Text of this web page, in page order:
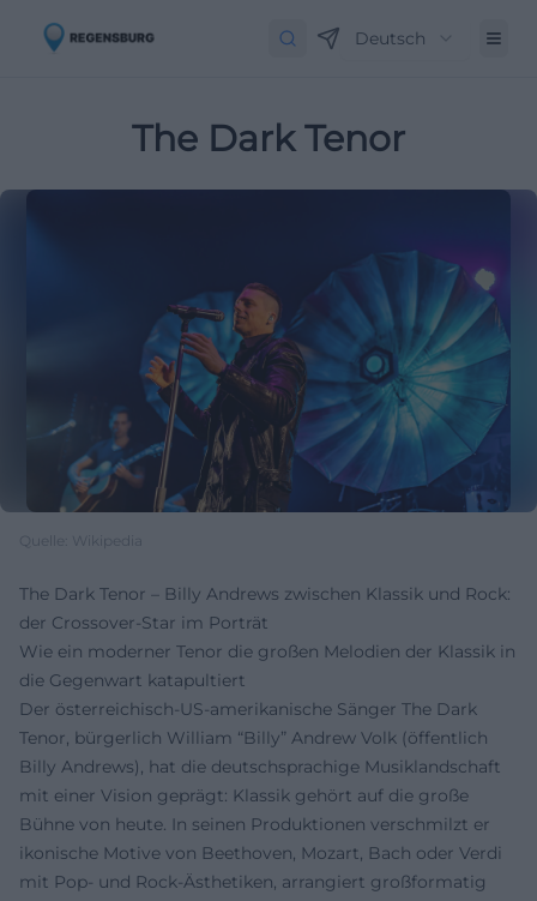
Deutsch
The Dark Tenor
Quelle: Wikipedia
The Dark Tenor – Billy Andrews zwischen Klassik und Rock:
der Crossover-Star im Porträt
Wie ein moderner Tenor die großen Melodien der Klassik in
die Gegenwart katapultiert
Der österreichisch-US-amerikanische Sänger The Dark
Tenor, bürgerlich William “Billy” Andrew Volk (öffentlich
Billy Andrews), hat die deutschsprachige Musiklandschaft
mit einer Vision geprägt: Klassik gehört auf die große
Bühne von heute. In seinen Produktionen verschmilzt er
ikonische Motive von Beethoven, Mozart, Bach oder Verdi
mit Pop- und Rock-Ästhetiken, arrangiert großformatig